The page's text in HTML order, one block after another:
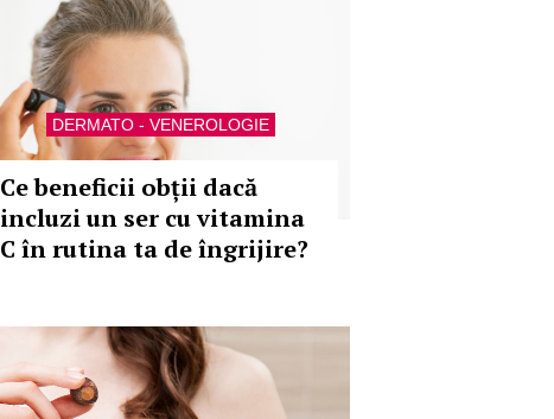
DERMATO - VENEROLOGIE
Ce beneficii obții dacă
incluzi un ser cu vitamina
C în rutina ta de îngrijire?